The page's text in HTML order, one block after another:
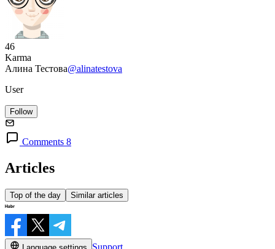
46
Karma
Алина Тестова@alinatestova
User
Follow
Comments 8
Articles
Top of the day Similar articles
Support